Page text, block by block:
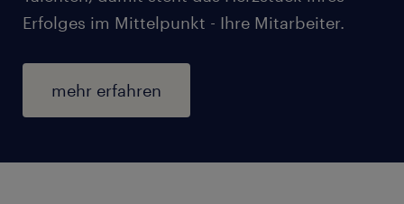
Erfolges im Mittelpunkt - Ihre Mitarbeiter.
mehr erfahren